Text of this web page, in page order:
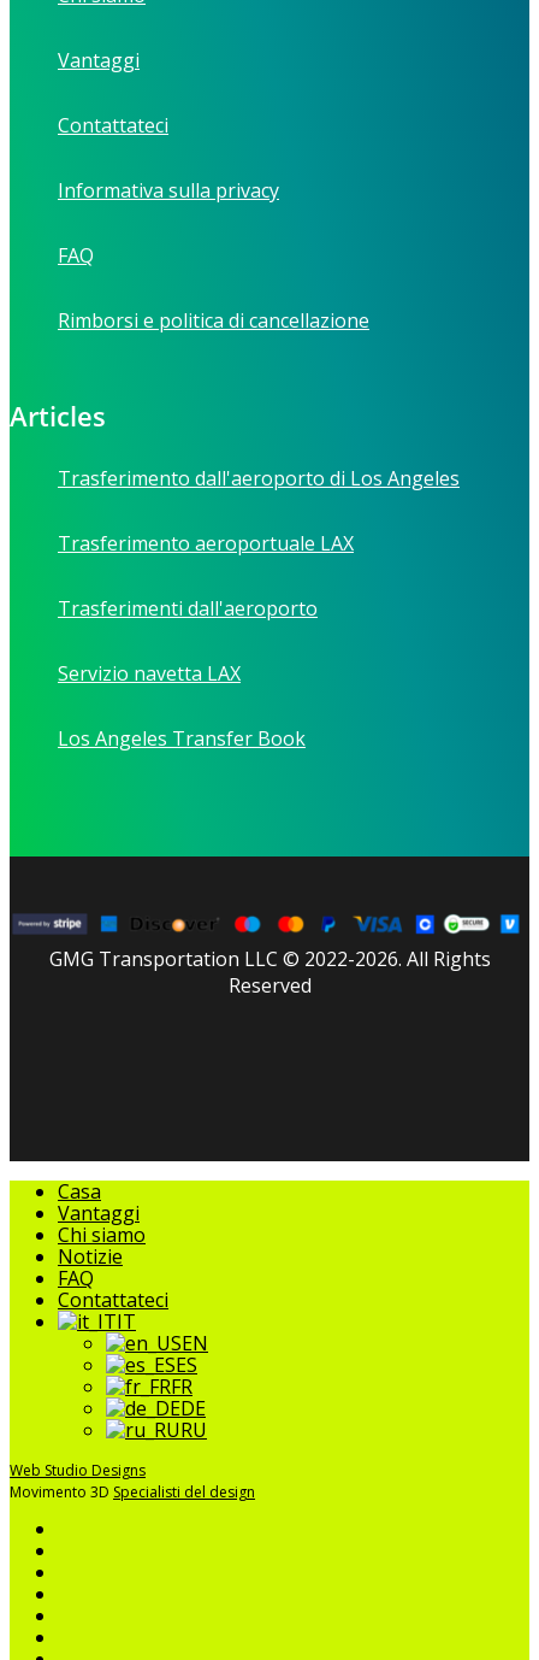
Vantaggi
Contattateci
Informativa sulla privacy
FAQ
Rimborsi e politica di cancellazione
Articles
Trasferimento dall'aeroporto di Los Angeles
Trasferimento aeroportuale LAX
Trasferimenti dall'aeroporto
Servizio navetta LAX
Los Angeles Transfer Book
GMG Transportation LLC © 2022-2026. All Rights
Reserved
Chiudere
menu
Casa
Vantaggi
Chi siamo
Notizie
FAQ
Contattateci
IT
EN
ES
FR
DE
RU
Web Studio Designs
Movimento 3D Specialisti del design